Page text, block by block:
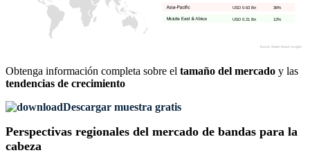
12%
USD 0.21 Bn
36%
USD 0.63 Bn
Obtenga información completa sobre el tamaño del mercado y las
tendencias de crecimiento
Descargar muestra gratis
Perspectivas regionales del mercado de bandas para la
cabeza